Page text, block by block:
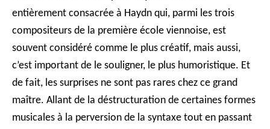
entièrement consacrée à Haydn qui, parmi les trois
compositeurs de la première école viennoise, est
souvent considéré comme le plus créatif, mais aussi,
c’est important de le souligner, le plus humoristique. Et
de fait, les surprises ne sont pas rares chez ce grand
maître. Allant de la déstructuration de certaines formes
musicales à la perversion de la syntaxe tout en passant